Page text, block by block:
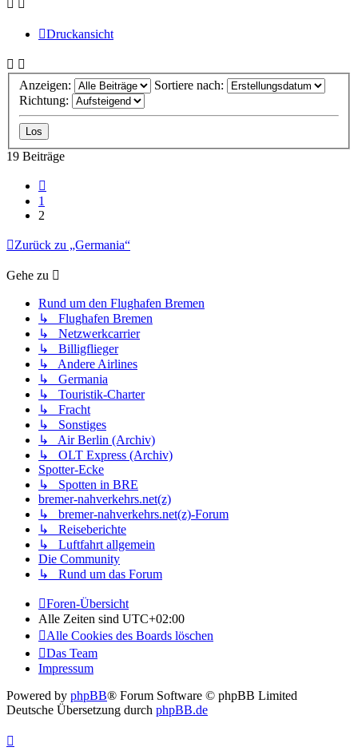
Druckansicht
Anzeigen:
Sortiere nach:
Richtung:
19 Beiträge
1
2
Zurück zu „Germania“
Gehe zu
Rund um den Flughafen Bremen
↳ Flughafen Bremen
↳ Netzwerkcarrier
↳ Billigflieger
↳ Andere Airlines
↳ Germania
↳ Touristik-Charter
↳ Fracht
↳ Sonstiges
↳ Air Berlin (Archiv)
↳ OLT Express (Archiv)
Spotter-Ecke
↳ Spotten in BRE
bremer-nahverkehrs.net(z)
↳ bremer-nahverkehrs.net(z)-Forum
↳ Reiseberichte
↳ Luftfahrt allgemein
Die Community
↳ Rund um das Forum
Foren-Übersicht
Alle Zeiten sind UTC+02:00
Alle Cookies des Boards löschen
Das Team
Impressum
Powered by phpBB® Forum Software © phpBB Limited
Deutsche Übersetzung durch phpBB.de